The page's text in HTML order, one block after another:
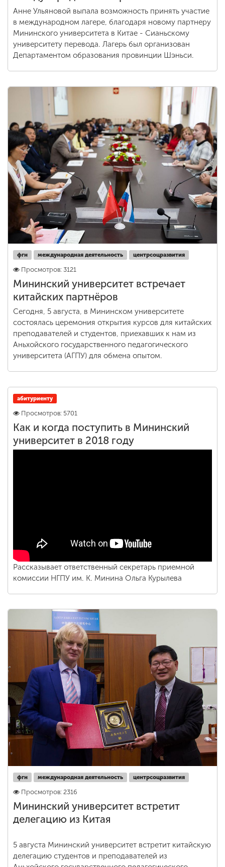
Анне Ульяновой выпала возможность принять участие
в международном лагере, благодаря новому партнеру
Мининского университета в Китае - Сианьскому
университету перевода. Лагерь был организован
Департаментом образования провинции Шэньси.
фгн международная деятельность центрсоцразвития
Просмотров: 3121
Мининский университет встречает
китайских партнёров
Сегодня, 5 августа, в Мининском университете
состоялась церемония открытия курсов для китайских
преподавателей и студентов, приехавших к нам из
Аньхойского государственного педагогического
университета (АГПУ) для обмена опытом.
абитуриенту
Просмотров: 5701
Как и когда поступить в Мининский
университет в 2018 году
Рассказывает ответственный секретарь приемной
комиссии НГПУ им. К. Минина Ольга Курылева
фгн международная деятельность центрсоцразвития
Просмотров: 2316
Мининский университет встретит
делегацию из Китая
5 августа Мининский университет встретит китайскую
делегацию студентов и преподавателей из